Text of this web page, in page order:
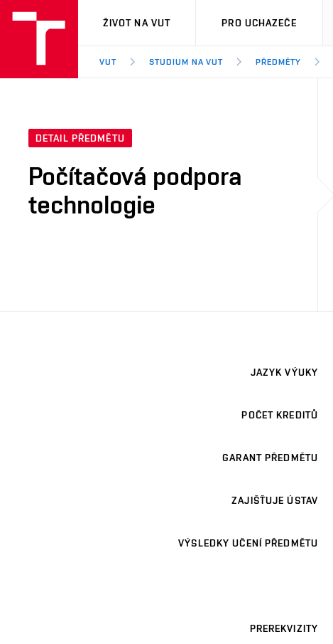
VUT
ŽIVOT NA VUT PRO UCHAZEČE
VUT STUDIUM NA VUT PŘEDMĚTY
DETAIL PŘEDMĚTU
Počítačová podpora
technologie
JAZYK VÝUKY
POČET KREDITŮ
GARANT PŘEDMĚTU
ZAJIŠŤUJE ÚSTAV
VÝSLEDKY UČENÍ PŘEDMĚTU
PREREKVIZITY